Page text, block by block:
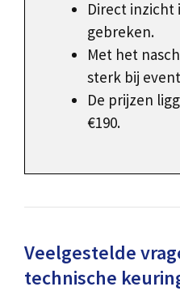
Direct inzicht
gebreken.
Met het
sterk bij
De prijzen
€190.
Veelgestelde
technische